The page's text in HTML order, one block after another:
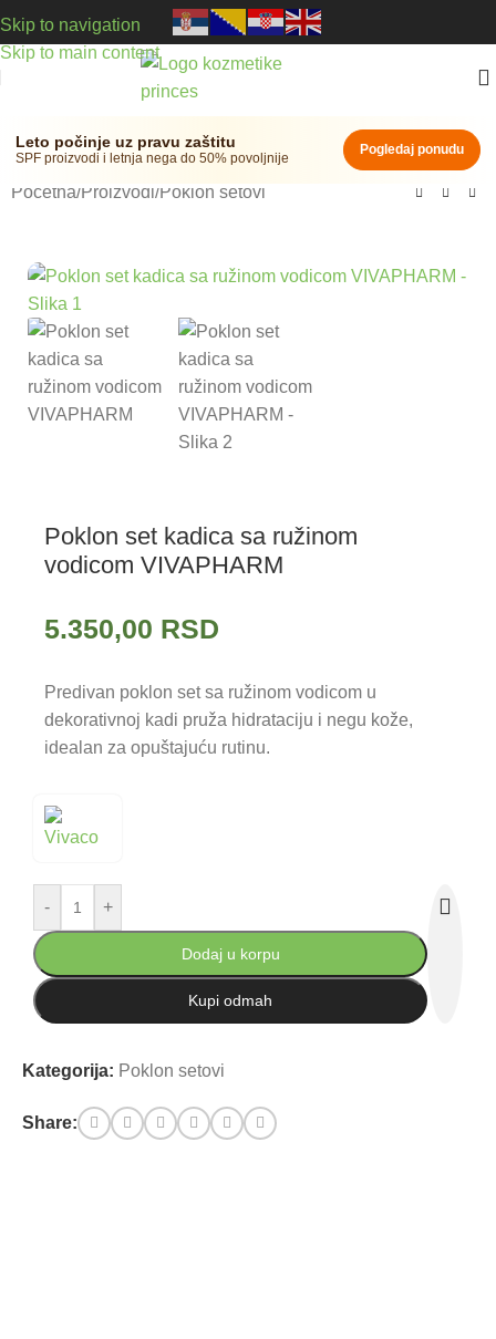
Skip to navigation
Skip to main content
Leto počinje uz pravu zaštitu
SPF proizvodi i letnja nega do 50% povoljnije
Pogledaj ponudu
Početna/Proizvodi/Poklon setovi
Poklon set kadica sa ružinom
vodicom VIVAPHARM
5.350,00 RSD
Predivan poklon set sa ružinom vodicom u
dekorativnoj kadi pruža hidrataciju i negu kože,
idealan za opuštajuću rutinu.
- +
Dodaj u korpu
Kupi odmah
Kategorija: Poklon setovi
Share: